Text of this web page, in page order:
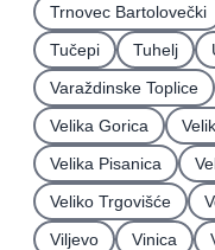
Trnovec Bartolovečki
Tučepi
Tuhelj
Varaždinske Toplice
Velika Gorica
Velika Pisanica
Veliko Trgovišće
Viljevo
Vinica